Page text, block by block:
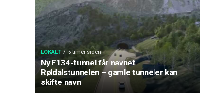
LOKALT 6 timer siden
Ny E134-tunnel får navnet
Røldalstunnelen – gamle tunneler kan
skifte navn